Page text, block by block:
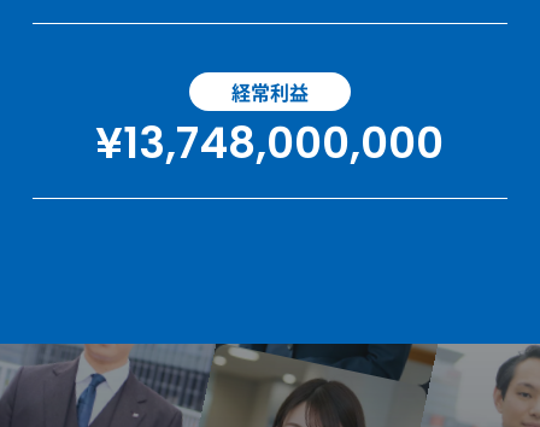
経常利益
¥13,748,000,000